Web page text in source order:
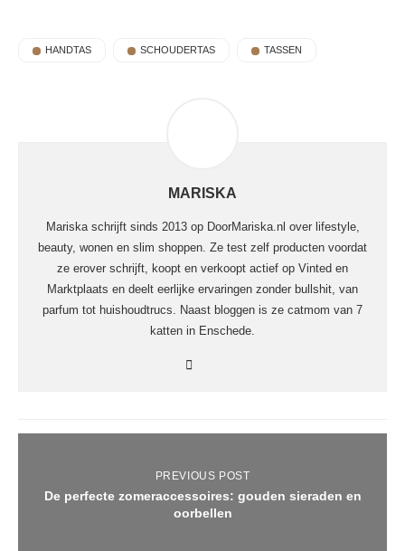
HANDTAS SCHOUDERTAS TASSEN
MARISKA
Mariska schrijft sinds 2013 op DoorMariska.nl over lifestyle,
beauty, wonen en slim shoppen. Ze test zelf producten voordat
ze erover schrijft, koopt en verkoopt actief op Vinted en
Marktplaats en deelt eerlijke ervaringen zonder bullshit, van
parfum tot huishoudtrucs. Naast bloggen is ze catmom van 7
katten in Enschede.
PREVIOUS POST
De perfecte zomeraccessoires: gouden sieraden en
oorbellen